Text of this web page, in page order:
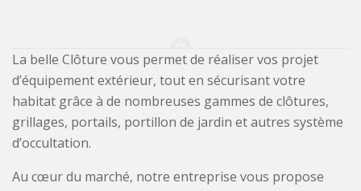
La belle Clôture vous permet de réaliser vos projet
d’équipement extérieur, tout en sécurisant votre
habitat grâce à de nombreuses gammes de clôtures,
grillages, portails, portillon de jardin et autres système
d’occultation.
Au cœur du marché, notre entreprise vous propose